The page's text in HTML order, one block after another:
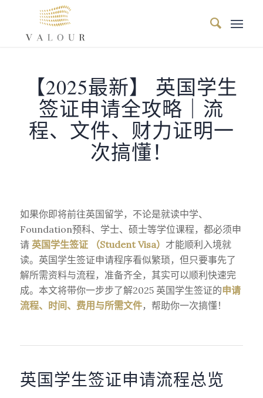
【2025最新】 英国学生
签证申请全攻略｜流
程、文件、财力证明一
次搞懂！
如果你即将前往英国留学，不论是就读中学、
Foundation预科、学士、硕士等学位课程，都必须申
请英国学生签证 （Student Visa） 才能顺利入境就
读。英国学生签证申请程序看似繁琐，但只要事先了
解所需资料与流程，准备齐全，其实可以顺利快速完
成。本文将带你一步步了解2025 英国学生签证的申请
流程、时间、费用与所需文件，帮助你一次搞懂！
英国学生签证申请流程总览